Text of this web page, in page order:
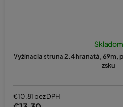
Vyžínacia struna 2.4 hranatá, 69m,
zsku
Skladom
€10,81 bez DPH